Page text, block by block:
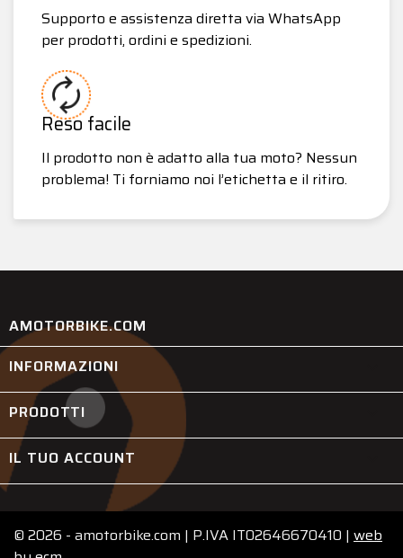
Supporto e assistenza diretta via WhatsApp
per prodotti, ordini e spedizioni.
Reso facile
Il prodotto non è adatto alla tua moto? Nessun
problema! Ti forniamo noi l’etichetta e il ritiro.
AMOTORBIKE.COM
INFORMAZIONI
PRODOTTI
IL TUO ACCOUNT
© 2026 - amotorbike.com | P.IVA IT02646670410 | web